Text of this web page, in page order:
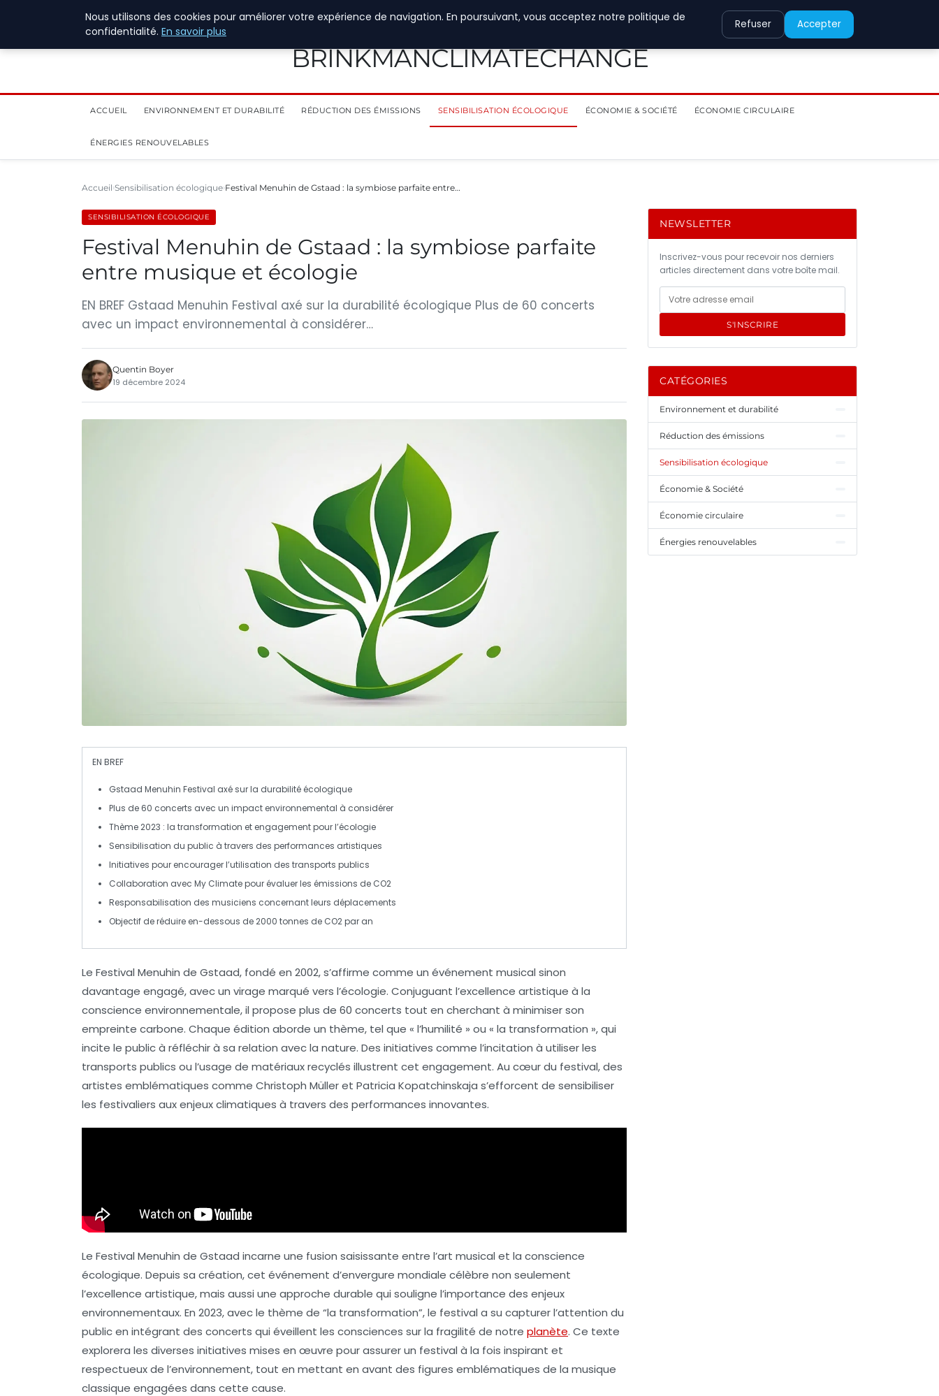
28 juillet 2026
BRINKMANCLIMATECHANGE
ACCUEIL ENVIRONNEMENT ET DURABILITÉ RÉDUCTION DES ÉMISSIONS SENSIBILISATION ÉCOLOGIQUE ÉCONOMIE & SOCIÉTÉ ÉCONOMIE CIRCULAIRE
ÉNERGIES RENOUVELABLES
Accueil Sensibilisation écologique Festival Menuhin de Gstaad : la symbiose parfaite entre…
SENSIBILISATION ÉCOLOGIQUE
Festival Menuhin de Gstaad : la symbiose parfaite
entre musique et écologie
EN BREF Gstaad Menuhin Festival axé sur la durabilité écologique Plus de 60 concerts
avec un impact environnemental à considérer…
Quentin Boyer
19 décembre 2024
EN BREF
Gstaad Menuhin Festival axé sur la durabilité écologique
Plus de60 concerts avec un impact environnemental à considérer
Thème 2023 : la transformation et engagement pourl’écologie
Sensibilisation du public à travers des performances artistiques
Initiatives pour encourager l’utilisation des transports publics
Collaboration avec My Climatepour évaluer les émissions de CO2
Responsabilisation des musiciens concernant leurs déplacements
Objectif de réduire en-dessous de2000 tonnes de CO2 par an
Le Festival Menuhin de Gstaad, fondé en 2002, s’affirme comme un événement musical sinon
davantage engagé, avec un virage marqué vers l’écologie. Conjuguant l’excellence artistique à la
conscience environnementale, il propose plus de 60 concerts tout en cherchant à minimiser son
empreinte carbone. Chaque édition aborde un thème, tel que « l’humilité » ou « la transformation », qui
incite le public à réfléchir à sa relation avec la nature. Des initiatives comme l’incitation à utiliser les
transports publics ou l’usage de matériaux recyclés illustrent cet engagement. Au cœur du festival, des
artistes emblématiques comme Christoph Müller et Patricia Kopatchinskaja s’efforcent de sensibiliser
les festivaliers aux enjeux climatiques à travers des performances innovantes.
Le Festival Menuhin de Gstaad incarne une fusion saisissante entre l’art musical et la conscience
écologique. Depuis sa création, cet événement d’envergure mondiale célèbre non seulement
l’excellence artistique, mais aussi une approche durable qui souligne l’importance des enjeux
environnementaux. En 2023, avec le thème de “la transformation”, le festival a su capturer l’attention du
public en intégrant des concerts qui éveillent les consciences sur la fragilité de notre planète. Ce texte
explorera les diverses initiatives mises en œuvre pour assurer un festival à la fois inspirant et
respectueux de l’environnement, tout en mettant en avant des figures emblématiques de la musique
classique engagées dans cette cause.
NEWSLETTER
Inscrivez-vous pour recevoir nos derniers
articles directement dans votre boîte mail.
S'INSCRIRE
CATÉGORIES
Environnement et durabilité
Réduction des émissions
Sensibilisation écologique
Économie & Société
Économie circulaire
Énergies renouvelables
Nous utilisons des cookies pour améliorer votre expérience de navigation. En poursuivant, vous acceptez notre politique de
confidentialité. En savoir plus
Refuser Accepter